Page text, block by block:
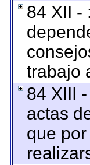
84 XII -
trabajo
84 XIII
actas
que